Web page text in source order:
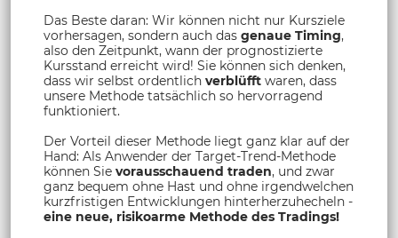
Das Beste daran: Wir können nicht nur Kursziele
vorhersagen, sondern auch das genaue Timing,
also den Zeitpunkt, wann der prognostizierte
Kursstand erreicht wird! Sie können sich denken,
dass wir selbst ordentlich verblüfft waren, dass
unsere Methode tatsächlich so hervorragend
funktioniert.
Der Vorteil dieser Methode liegt ganz klar auf der
Hand: Als Anwender der Target-Trend-Methode
können Sie vorausschauend traden, und zwar
ganz bequem ohne Hast und ohne irgendwelchen
kurzfristigen Entwicklungen hinterherzuhecheln -
eine neue, risikoarme Methode des Tradings!